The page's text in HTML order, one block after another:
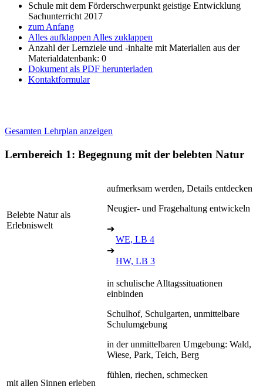
Schule mit dem Förderschwerpunkt geistige Entwicklung
Sachunterricht 2017
zum Anfang
Alles aufklappen Alles zuklappen
Anzahl der Lernziele und -inhalte mit Materialien aus der
Materialdatenbank: 0
Dokument als PDF herunterladen
Kontaktformular
Gesamten Lehrplan anzeigen
Lernbereich 1: Begegnung mit der belebten Natur
Belebte Natur als
Erlebniswelt
aufmerksam werden, Details entdecken
Neugier- und Fragehaltung entwickeln
➔
WE, LB 4
➔
HW, LB 3
mit allen Sinnen erleben
in schulische Alltagssituationen
einbinden
Schulhof, Schulgarten, unmittelbare
Schulumgebung
in der unmittelbaren Umgebung: Wald,
Wiese, Park, Teich, Berg
fühlen, riechen, schmecken